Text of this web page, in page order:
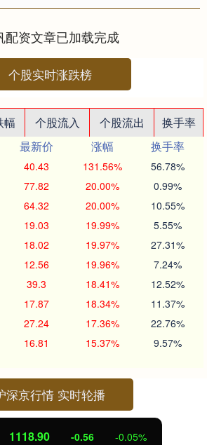
天花板”，也不知何去何从。给自己
一....
配资文章已加载完成
个股实时涨跌榜
幅 个股流入 个股流出
换手率
最新价 涨幅
换手率
40.43 131.56% 56.78%
77.82 20.00% 0.99%
64.32 20.00% 10.55%
19.03 19.99% 5.55%
18.02 19.97% 27.31%
12.56 19.96% 7.24%
39.3 18.41% 12.52%
17.87 18.34% 11.37%
27.24 17.36% 22.76%
16.81 15.37% 9.57%
深京行情 实时轮播
1118.90 -0.56 -0.05%